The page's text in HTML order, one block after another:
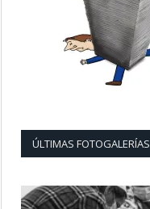
ÚLTIMAS FOTOGALERÍAS